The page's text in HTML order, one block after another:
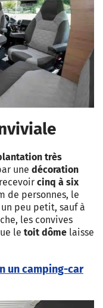
très
une décoration
cinq à six
de personnes, le
peu petit, sauf à
les convives
le toit dôme laisse
un camping-car